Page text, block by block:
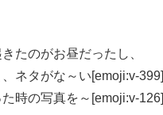
たのがお昼だったし、
ネタがな～い[emoji:v-399]
時の写真を～[emoji:v-126]